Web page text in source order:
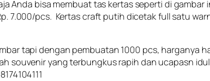
Anda bisa membuat tas kertas seperti di
7.000/pcs. Kertas craft putih dicetak full satu
tapi dengan pembuatan 1000 pcs, harganya
souvenir yang terbungkus rapih dan ucapasn